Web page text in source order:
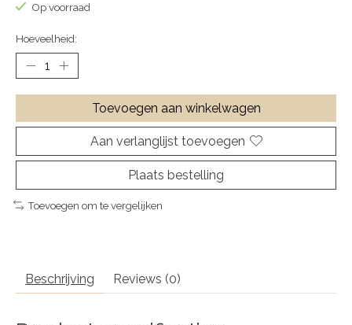
Op voorraad
Hoeveelheid:
Toevoegen aan winkelwagen
Aan verlanglijst toevoegen
Plaats bestelling
Toevoegen om te vergelijken
Beschrijving Reviews (0)